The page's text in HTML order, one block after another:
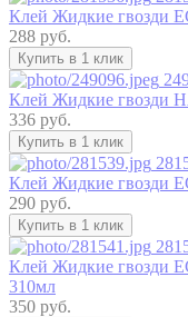
Клей Жидкие гвозди
288 руб.
Купить в 1 клик
Клей Жидкие гвозди
336 руб.
Купить в 1 клик
Клей Жидкие гвозди
290 руб.
Купить в 1 клик
Клей Жидкие гвозди
310мл
350 руб.